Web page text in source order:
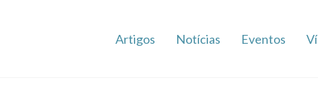
Artigos Notícias Eventos